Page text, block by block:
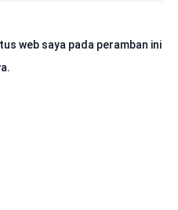
web saya pada peramban ini